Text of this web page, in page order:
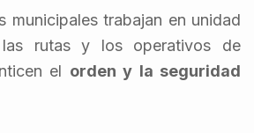
municipales trabajan en unidad
las rutas y los operativos de
el orden y la seguridad